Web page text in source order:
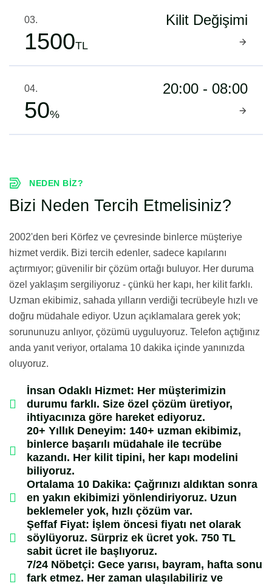
03. Kilit Değişimi
1500TL
04. 20:00 - 08:00
50%
NEDEN BIZ?
Bizi Neden Tercih Etmelisiniz?
2002'den beri Körfez ve çevresinde binlerce müşteriye
hizmet verdik. Bizi tercih edenler, sadece kapılarını
açtırmıyor; güvenilir bir çözüm ortağı buluyor. Her duruma
özel yaklaşım sergiliyoruz - çünkü her kapı, her kilit farklı.
Uzman ekibimiz, sahada yılların verdiği tecrübeyle hızlı ve
doğru müdahale ediyor. Uzun açıklamalara gerek yok;
sorununuzu anlıyor, çözümü uyguluyoruz. Telefon açtığınız
anda yanıt veriyor, ortalama 10 dakika içinde yanınızda
oluyoruz.
İnsan Odaklı Hizmet: Her müşterimizin
durumu farklı. Size özel çözüm üretiyor,
ihtiyacınıza göre hareket ediyoruz.
20+ Yıllık Deneyim: 140+ uzman ekibimiz,
binlerce başarılı müdahale ile tecrübe
kazandı. Her kilit tipini, her kapı modelini
biliyoruz.
Ortalama 10 Dakika: Çağrınızı aldıktan sonra
en yakın ekibimizi yönlendiriyoruz. Uzun
beklemeler yok, hızlı çözüm var.
Şeffaf Fiyat: İşlem öncesi fiyatı net olarak
söylüyoruz. Sürpriz ek ücret yok. 750 TL
sabit ücret ile başlıyoruz.
7/24 Nöbetçi: Gece yarısı, bayram, hafta sonu
fark etmez. Her zaman ulaşılabiliriz ve